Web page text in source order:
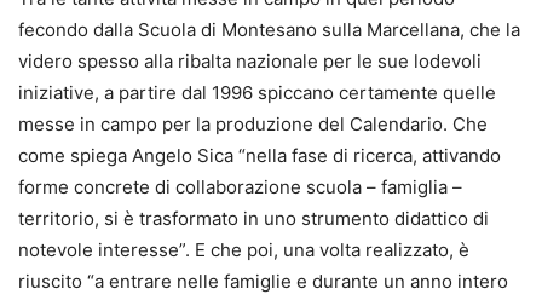
fecondo dalla Scuola di Montesano sulla Marcellana, che la
videro spesso alla ribalta nazionale per le sue lodevoli
iniziative, a partire dal 1996 spiccano certamente quelle
messe in campo per la produzione del Calendario. Che
come spiega Angelo Sica “nella fase di ricerca, attivando
forme concrete di collaborazione scuola – famiglia –
territorio, si è trasformato in uno strumento didattico di
notevole interesse”. E che poi, una volta realizzato, è
riuscito “a entrare nelle famiglie e durante un anno intero